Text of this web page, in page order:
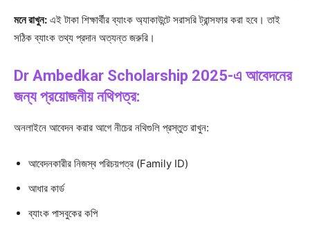
মনে রাখুন: এই টাকা শিক্ষার্থীর ব্যাংক অ্যাকাউন্টে সরাসরি ট্রান্সফার করা হবে। তাই
সঠিক ব্যাংক তথ্য প্রদান অত্যন্ত জরুরি।
Dr Ambedkar Scholarship 2025-এ আবেদনের
জন্য প্রয়োজনীয় নথিপত্র:
অনলাইনে আবেদন করার আগে নীচের নথিগুলি প্রস্তুত রাখুন:
আবেদনকারীর নিজস্ব পরিচয়পত্র (Family ID)
আধার কার্ড
ব্যাংক পাসবুকের কপি